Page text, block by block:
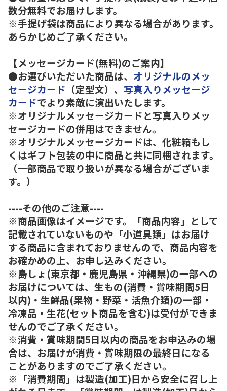
数分無料でお届けします。
※手提げ袋は商品により異なる場合があります。
あらかじめご了承ください。
【メッセージカード(無料)のご案内】
●お選びいただいた商品は、 オリジナルのメッ
セージカード （定型文）、 写真入りメッセージ
カードでより素敵に演出いたします。
※オリジナルメッセージカードと写真入りメッ
セージカードの併用はできません。
※オリジナルメッセージカードは、化粧箱もし
くはギフト包装の中に商品と共に同梱されます。
（一部商品で取り扱いが異なる場合がございま
す。）
----その他のご注意----
※商品画像はイメージです。「商品内容」として
記載されていないものや「小道具類」はお届け
する商品に含まれておりませんので、商品内容を
お確かめの上、お申し込みください。
※島しょ(東京都・鹿児島県・沖縄県)の一部への
お届けについては、生もの(消費・賞味期間5日
以内)・生鮮品(果物・野菜・活魚介類)の一部・
冷凍品・生花(セット商品を含む)は受付ができま
せんのでご了承ください。
※消費・賞味期間5日以内の商品をお申込みの場
合は、お届けが消費・賞味期限の最終日になる
ことがありますのでご了承ください。
※「消費期間」は製造(加工)日から安全に召し上